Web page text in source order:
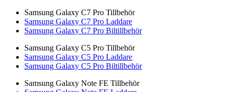
Samsung Galaxy C7 Pro Tillbehör
Samsung Galaxy C7 Pro Laddare
Samsung Galaxy C7 Pro Biltillbehör
Samsung Galaxy C5 Pro Tillbehör
Samsung Galaxy C5 Pro Laddare
Samsung Galaxy C5 Pro Biltillbehör
Samsung Galaxy Note FE Tillbehör